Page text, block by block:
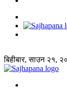
बिहीबार, साउन २१,